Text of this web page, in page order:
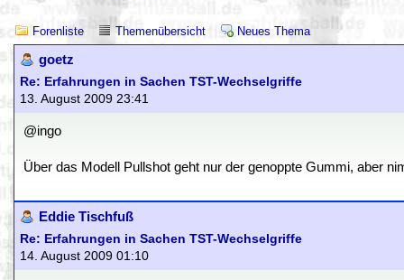
Forenliste Themenübersicht Neues Thema
goetz
Re: Erfahrungen in Sachen TST-Wechselgriffe
13. August 2009 23:41
@ingo
Über das Modell Pullshot geht nur der genoppte Gummi, aber
Eddie Tischfuß
Re: Erfahrungen in Sachen TST-Wechselgriffe
14. August 2009 01:10